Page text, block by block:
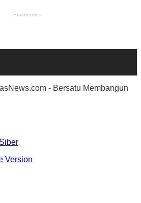
- Bersatu Membangun
Version